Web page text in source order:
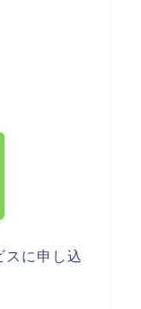
スに申し込